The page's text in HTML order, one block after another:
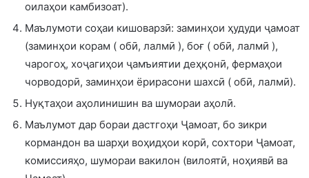
оилаҳои камбизоат).
Маълумоти соҳаи кишоварзӣ: заминҳои ҳудуди ҷамоат
(заминҳои корам ( обӣ, лалмӣ ), боғ ( обӣ, лалмӣ ),
чарогоҳ, хоҷагиҳои ҷамъиятии деҳқонӣ, фермаҳои
чорводорӣ, заминҳои ёрирасони шахсӣ ( обӣ, лалмӣ).
Нуқтаҳои аҳолинишин ва шумораи аҳолӣ.
Маълумот дар бораи дастгоҳи Ҷамоат, бо зикри
кормандон ва шарҳи воҳидҳои корӣ, сохтори Ҷамоат,
комиссияҳо, шумораи вакилон (вилоятӣ, ноҳиявӣ ва